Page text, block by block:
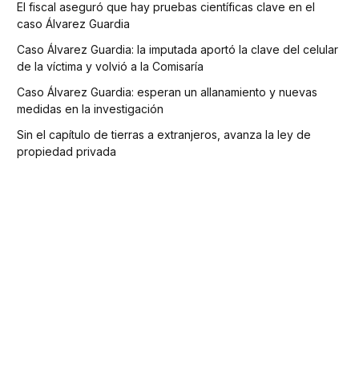
El fiscal aseguró que hay pruebas científicas clave en el
caso Álvarez Guardia
Caso Álvarez Guardia: la imputada aportó la clave del celular
de la víctima y volvió a la Comisaría
Caso Álvarez Guardia: esperan un allanamiento y nuevas
medidas en la investigación
Sin el capítulo de tierras a extranjeros, avanza la ley de
propiedad privada